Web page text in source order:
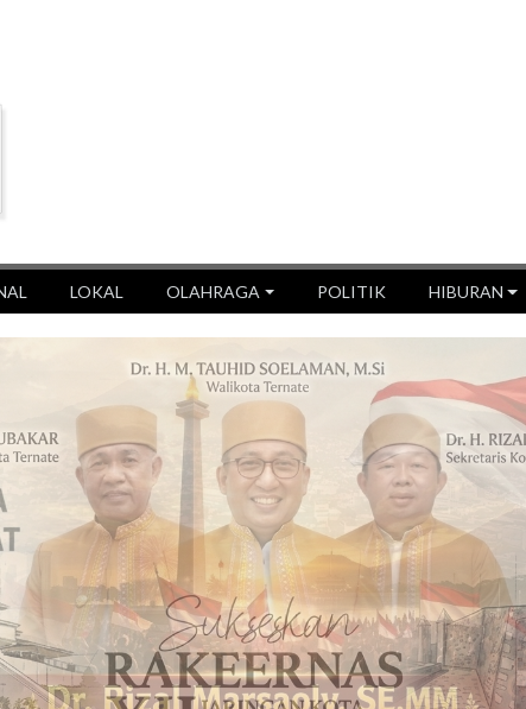
LOKAL OLAHRAGA POLITIK HIBURAN